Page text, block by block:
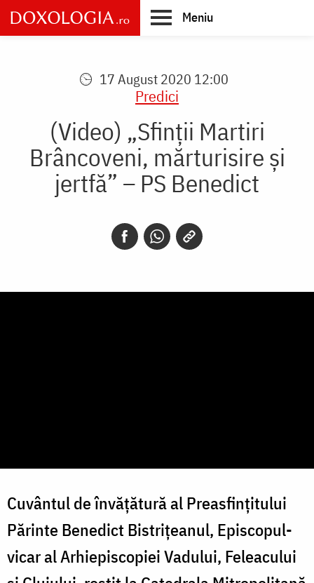
Skip
to
main
Meniu
17 August 2020 12:00
Predici
(Video) „Sfinții Martiri
Brâncoveni, mărturisire și
jertfă” – PS Benedict
Cuvântul de învățătură al Preasfințitului
Părinte Benedict Bistrițeanul, Episcopul-
vicar al Arhiepiscopiei Vadului, Feleacului